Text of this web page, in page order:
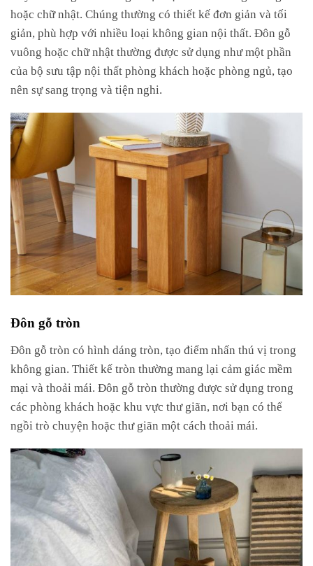
hoặc chữ nhật. Chúng thường có thiết kế đơn giản và tối
giản, phù hợp với nhiều loại không gian nội thất. Đôn gỗ
vuông hoặc chữ nhật thường được sử dụng như một phần
của bộ sưu tập nội thất phòng khách hoặc phòng ngủ, tạo
nên sự sang trọng và tiện nghi.
Đôn gỗ tròn
Đôn gỗ tròn có hình dáng tròn, tạo điểm nhấn thú vị trong
không gian. Thiết kế tròn thường mang lại cảm giác mềm
mại và thoải mái. Đôn gỗ tròn thường được sử dụng trong
các phòng khách hoặc khu vực thư giãn, nơi bạn có thể
ngồi trò chuyện hoặc thư giãn một cách thoải mái.